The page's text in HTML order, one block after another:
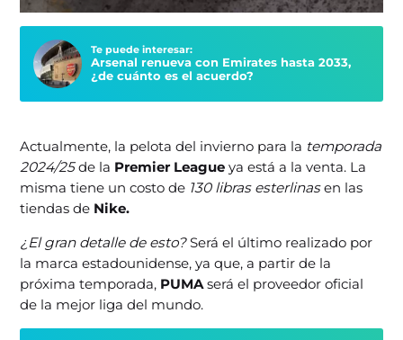
Te puede interesar:
Arsenal renueva con Emirates hasta 2033,
¿de cuánto es el acuerdo?
Actualmente, la pelota del invierno para la temporada
2024/25de la Premier League ya está a la venta. La
misma tiene un costo de 130 libras esterlinasen las
tiendas de Nike.
¿El gran detalle de esto?Será el último realizado por
la marca estadounidense, ya que, a partir de la
próxima temporada, PUMAserá el proveedor oficial
de la mejor liga del mundo.